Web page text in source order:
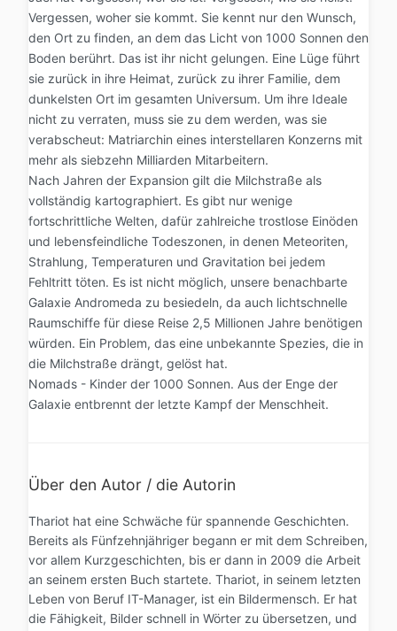
Vergessen, woher sie kommt. Sie kennt nur den Wunsch,
den Ort zu finden, an dem das Licht von 1000 Sonnen den
Boden berührt. Das ist ihr nicht gelungen. Eine Lüge führt
sie zurück in ihre Heimat, zurück zu ihrer Familie, dem
dunkelsten Ort im gesamten Universum. Um ihre Ideale
nicht zu verraten, muss sie zu dem werden, was sie
verabscheut: Matriarchin eines interstellaren Konzerns mit
mehr als siebzehn Milliarden Mitarbeitern.
Nach Jahren der Expansion gilt die Milchstraße als
vollständig kartographiert. Es gibt nur wenige
fortschrittliche Welten, dafür zahlreiche trostlose Einöden
und lebensfeindliche Todeszonen, in denen Meteoriten,
Strahlung, Temperaturen und Gravitation bei jedem
Fehltritt töten. Es ist nicht möglich, unsere benachbarte
Galaxie Andromeda zu besiedeln, da auch lichtschnelle
Raumschiffe für diese Reise 2,5 Millionen Jahre benötigen
würden. Ein Problem, das eine unbekannte Spezies, die in
die Milchstraße drängt, gelöst hat.
Nomads - Kinder der 1000 Sonnen. Aus der Enge der
Galaxie entbrennt der letzte Kampf der Menschheit.
Über den Autor / die Autorin
Thariot hat eine Schwäche für spannende Geschichten.
Bereits als Fünfzehnjähriger begann er mit dem Schreiben,
vor allem Kurzgeschichten, bis er dann in 2009 die Arbeit
an seinem ersten Buch startete. Thariot, in seinem letzten
Leben von Beruf IT-Manager, ist ein Bildermensch. Er hat
die Fähigkeit, Bilder schnell in Wörter zu übersetzen, und